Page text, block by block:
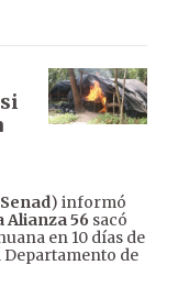
Senad) informó
Alianza 56 sacó
en 10 días de
Departamento de